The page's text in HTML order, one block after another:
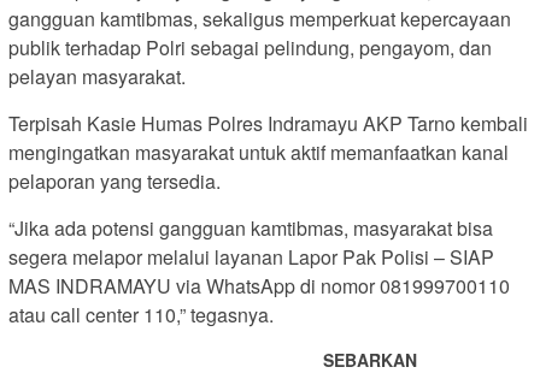
gangguan kamtibmas, sekaligus memperkuat kepercayaan
publik terhadap Polri sebagai pelindung, pengayom, dan
pelayan masyarakat.
Terpisah Kasie Humas Polres Indramayu AKP Tarno kembali
mengingatkan masyarakat untuk aktif memanfaatkan kanal
pelaporan yang tersedia.
“Jika ada potensi gangguan kamtibmas, masyarakat bisa
segera melapor melalui layanan Lapor Pak Polisi – SIAP
MAS INDRAMAYU via WhatsApp di nomor 081999700110
atau call center 110,” tegasnya.
SEBARKAN